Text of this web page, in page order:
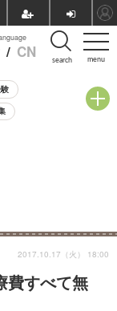
menu
/ CN search
費すべて無
2017.10.17（火） 18:00